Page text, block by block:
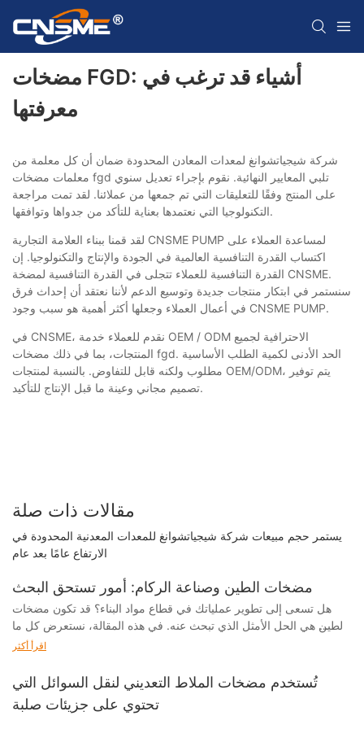
مضخات FGD: أشياء قد ترغب في
معرفتها
شركة شيجياتشوانغ لمعدات المعادن المحدودة ضمان أن كل معلمة من
معلمات مضخات fgd تلبي المعايير النهائية. نقوم بإجراء تعديل سنوي
على المنتج وفقًا للتعليقات التي تم جمعها من عملائنا. لقد تمت مراجعة
التكنولوجيا التي نعتمدها بعناية للتأكد من جدواها وتوافقها.
لقد قمنا ببناء العلامة التجارية CNSME PUMP لمساعدة العملاء على
اكتساب القدرة التنافسية العالمية في الجودة والإنتاج والتكنولوجيا. إن
القدرة التنافسية للعملاء تتجلى في القدرة التنافسية لمضخة CNSME.
سنستمر في ابتكار منتجات جديدة وتوسيع الدعم لأننا نعتقد أن إحداث فرق
في أعمال العملاء وجعلها أكثر أهمية هو سبب وجود CNSME PUMP.
في CNSME، نقدم للعملاء خدمة OEM / ODM الاحترافية لجميع
المنتجات، بما في ذلك مضخات fgd. الحد الأدنى لكمية الطلب الأساسية
مطلوب ولكنه قابل للتفاوض. بالنسبة لمنتجات OEM/ODM، يتم توفير
تصميم مجاني وعينة ما قبل الإنتاج للتأكيد.
مقالات ذات صلة
يستمر حجم مبيعات شركة شيجياتشوانغ للمعدات المعدنية المحدودة في
الارتفاع عامًا بعد عام
مضخات الطين وصناعة الركام: أمور تستحق البحث
هل تسعى إلى تطوير عملياتك في قطاع مواد البناء؟ قد تكون مضخات
الطين هي الحل الأمثل الذي تبحث عنه. في هذه المقالة، نستعرض كل ما
تحتاج معرفته عن هذه المضخات القوية وكيف يمكنها إحداث نقلة نوعية
عند اختيار مضخات الطين لتحقيق أقصى قدر من الكفاءة والنجاح في
قطاع مواد البناء. مضخات الطين وصناعة الركام: أمور تستحق البحث في
عالم صناعة مواد البناء سريع التطور، تُعدّ الكفاءة والإنتاجية عاملين
اقرأ أكثر
تُستخدم مضخات الملاط التعديني لنقل السوائل التي
تحتوي على جزيئات صلبة